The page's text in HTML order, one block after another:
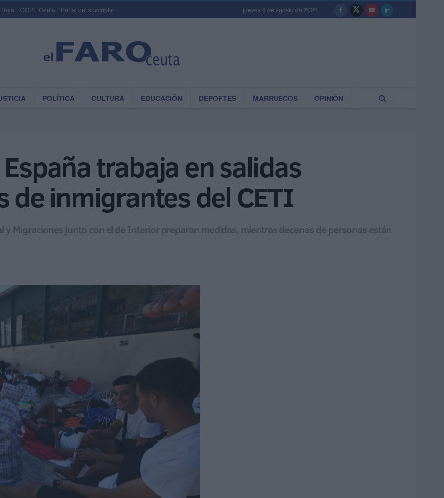
Roja COPE Ceuta Portal del suscriptor jueves 6 de agosto de 2026
POLÍTICA CULTURA EDUCACIÓN DEPORTES MARRUECOS OPINIÓN
trabaja en salidas
inmigrantes del CETI
y Migraciones junto con el de Interior preparan medidas, mientras decenas de personas están